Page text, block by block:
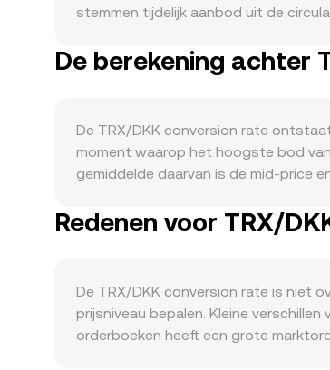
stemmen tijdelijk aanbod uit de
hoge volumes in stablecoin-verkeer
TRX voor transactiekosten en
speelt mee dat de Deense kroon
Regulatoir kunnen gebeurtenissen
handhavingszaken rond TRX of
toe: positieve of negatieve funding
verplaatsingen door ‘whales’, en
bewegen.
De berekening achter
De TRX/DKK conversion rate
moment waarop het hoogste bod
gemiddelde daarvan is de mid-price
rekenhulp geldt: DKK-waarde = TRX-
liquidity bij aan prijsvorming voor
gecentraliseerde markten via
Redenen voor TRX/
De TRX/DKK conversion rate is niet
prijsniveau bepalen. Kleine
orderboeken heeft een grote